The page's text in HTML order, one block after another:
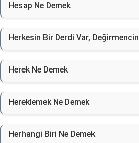
Hesap Ne Demek
Herkesin Bir Derdi Var,
Herek Ne Demek
Hereklemek Ne Demek
Herhangi Biri Ne Demek